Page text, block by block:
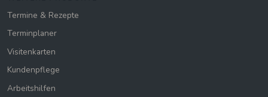
Termine & Rezepte
Terminplaner
Visitenkarten
Kundenpflege
Arbeitshilfen